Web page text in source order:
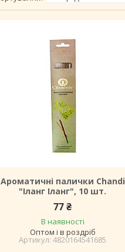
Ароматичні палички Chandi
"Іланг Іланг", 10 шт.
77 ₴
В наявності
Оптом і в роздріб
4820164541685